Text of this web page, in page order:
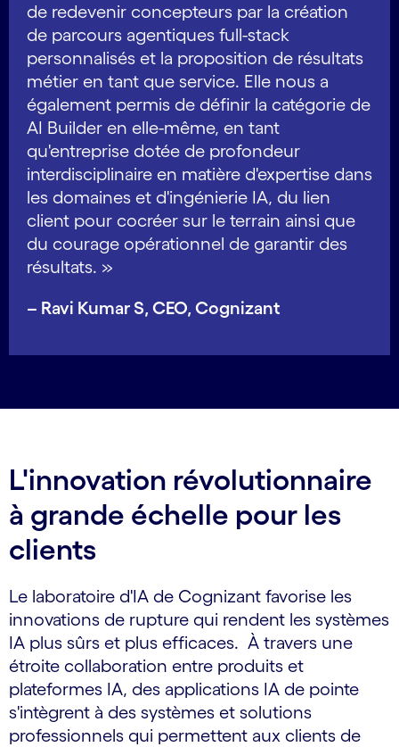
de redevenir concepteurs par la création
de parcours agentiques full-stack
personnalisés et la proposition de résultats
métier en tant que service. Elle nous a
également permis de définir la catégorie de
AI Builder en elle-même, en tant
qu'entreprise dotée de profondeur
interdisciplinaire en matière d'expertise dans
les domaines et d'ingénierie IA, du lien
client pour cocréer sur le terrain ainsi que
du courage opérationnel de garantir des
résultats. »
– Ravi Kumar S, CEO, Cognizant
L'innovation révolutionnaire
à grande échelle pour les
clients
Le laboratoire d'IA de Cognizant favorise les
innovations de rupture qui rendent les systèmes
IA plus sûrs et plus efficaces. À travers une
étroite collaboration entre produits et
plateformes IA, des applications IA de pointe
s'intègrent à des systèmes et solutions
professionnels qui permettent aux clients de